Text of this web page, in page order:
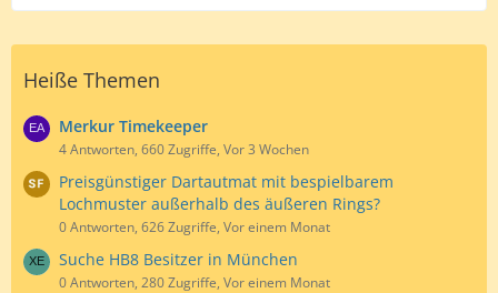
Heiße Themen
Merkur Timekeeper
4 Antworten, 660 Zugriffe, Vor 3 Wochen
Preisgünstiger Dartautmat mit bespielbarem
Lochmuster außerhalb des äußeren Rings?
0 Antworten, 626 Zugriffe, Vor einem Monat
Suche HB8 Besitzer in München
0 Antworten, 280 Zugriffe, Vor einem Monat